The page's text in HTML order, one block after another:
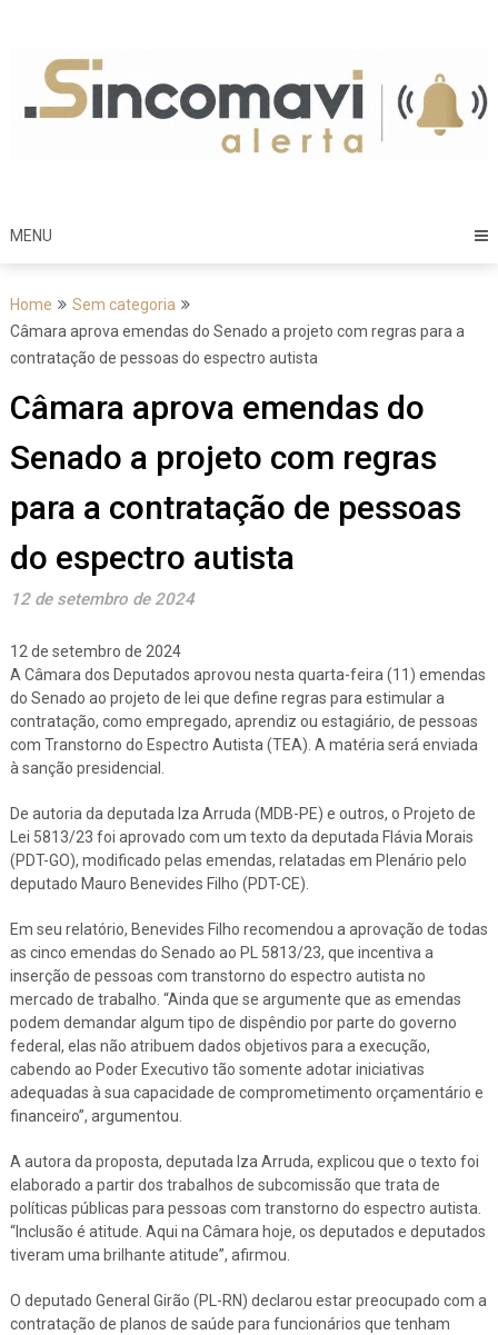
content
MENU
Home
Sem categoria
Câmara aprova emendas do Senado a projeto com regras para a
contratação de pessoas do espectro autista
Câmara aprova emendas do
Senado a projeto com regras
para a contratação de pessoas
do espectro autista
12 de setembro de 2024
12 de setembro de 2024
A Câmara dos Deputados aprovou nesta quarta-feira (11) emendas
do Senado ao projeto de lei que define regras para estimular a
contratação, como empregado, aprendiz ou estagiário, de pessoas
com Transtorno do Espectro Autista (TEA). A matéria será enviada
à sanção presidencial.
De autoria da deputada Iza Arruda (MDB-PE) e outros, o Projeto de
Lei 5813/23 foi aprovado com um texto da deputada Flávia Morais
(PDT-GO), modificado pelas emendas, relatadas em Plenário pelo
deputado Mauro Benevides Filho (PDT-CE).
Em seu relatório, Benevides Filho recomendou a aprovação de todas
as cinco emendas do Senado ao PL 5813/23, que incentiva a
inserção de pessoas com transtorno do espectro autista no
mercado de trabalho. “Ainda que se argumente que as emendas
podem demandar algum tipo de dispêndio por parte do governo
federal, elas não atribuem dados objetivos para a execução,
cabendo ao Poder Executivo tão somente adotar iniciativas
adequadas à sua capacidade de comprometimento orçamentário e
financeiro”, argumentou.
A autora da proposta, deputada Iza Arruda, explicou que o texto foi
elaborado a partir dos trabalhos de subcomissão que trata de
políticas públicas para pessoas com transtorno do espectro autista.
“Inclusão é atitude. Aqui na Câmara hoje, os deputados e deputados
tiveram uma brilhante atitude”, afirmou.
O deputado General Girão (PL-RN) declarou estar preocupado com a
contratação de planos de saúde para funcionários que tenham